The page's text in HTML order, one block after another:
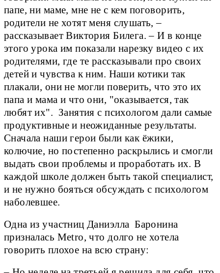
папе, ни маме, мне не с кем поговорить,
родители не хотят меня слушать, –
рассказывает Виктория Билега. – И в конце
этого урока им показали нарезку видео с их
родителями, где те рассказывали про своих
детей и чувства к ним. Наши котики так
плакали, они не могли поверить, что это их
папа и мама и что они, "оказывается, так
любят их". Занятия с психологом дали самые
продуктивные и неожиданные результаты.
Сначала наши герои были как ёжики,
колючие, но постепенно раскрылись и смогли
выдать свои проблемы и проработать их. В
каждой школе должен быть такой специалист,
и не нужно бояться обсуждать с психологом
наболевшее.
Одна из участниц Даниэлла Баронина
призналась Metro, что долго не хотела
говорить плохое на всю страну: